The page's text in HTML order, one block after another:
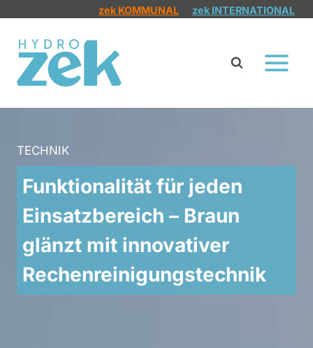
springen
zek KOMMUNAL zek INTERNATIONAL
TECHNIK
Funktionalität für jeden
Einsatzbereich – Braun
glänzt mit innovativer
Rechenreinigungstechnik